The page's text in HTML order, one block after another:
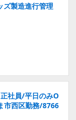
ズ製造進行管理
社員/平日のみO
市西区勤務/8766